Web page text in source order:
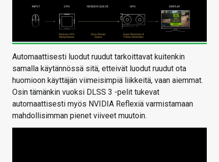
Automaattisesti luodut ruudut tarkoittavat kuitenkin
samalla käytännössä sitä, etteivät luodut ruudut ota
huomioon käyttäjän viimeisimpiä liikkeitä, vaan aiemmat.
Osin tämänkin vuoksi DLSS 3 -pelit tukevat
automaattisesti myös NVIDIA Reflexiä varmistamaan
mahdollisimman pienet viiveet muutoin.